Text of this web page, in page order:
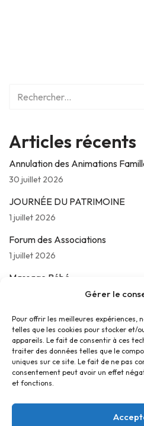
Gérer le
Pour offrir les meilleures expériences,
telles que les cookies pour stocker et/
appareils. Le fait de consentir à ces
traiter des données telles que le
uniques sur ce site. Le fait de ne pas
consentement peut avoir un effet
et fonctions.
Articles récents
Annulation des Animations
30 juillet 2026
JOURNÉE DU PATRIMOINE
1 juillet 2026
Forum des Associations
1 juillet 2026
Massage Bébé
Les jeudis de La Parolière
16 juin 2026